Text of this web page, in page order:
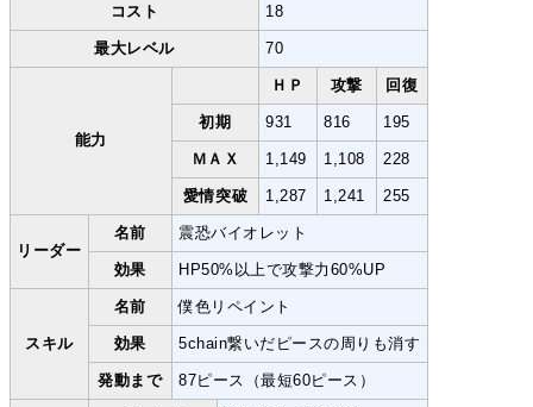
コスト 18
最大レベル 70
能力
ＨＰ 攻撃 回復
初期 931 816 195
ＭＡＸ 1,149 1,108 228
愛情突破 1,287 1,241 255
リーダー
名前 震恐バイオレット
効果 HP50%以上で攻撃力60%UP
スキル
名前 僕色リペイント
効果 5chain繋いだピースの周りも消す
発動まで 87ピース（最短60ピース）